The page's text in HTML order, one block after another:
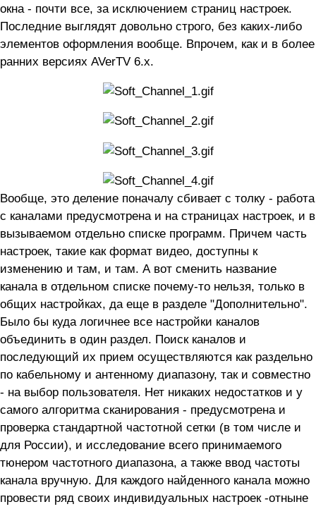
окна - почти все, за исключением страниц настроек.
Последние выглядят довольно строго, без каких-либо
элементов оформления вообще. Впрочем, как и в более
ранних версиях AVerTV 6.x.
Вообще, это деление поначалу сбивает с толку - работа
с каналами предусмотрена и на страницах настроек, и в
вызываемом отдельно списке программ. Причем часть
настроек, такие как формат видео, доступны к
изменению и там, и там. А вот сменить название
канала в отдельном списке почему-то нельзя, только в
общих настройках, да еще в разделе "Дополнительно".
Было бы куда логичнее все настройки каналов
объединить в один раздел. Поиск каналов и
последующий их прием осуществляются как раздельно
по кабельному и антенному диапазону, так и совместно
- на выбор пользователя. Нет никаких недостатков и у
самого алгоритма сканирования - предусмотрена и
проверка стандартной частотной сетки (в том числе и
для России), и исследование всего принимаемого
тюнером частотного диапазона, а также ввод частоты
канала вручную. Для каждого найденного канала можно
провести ряд своих индивидуальных настроек -отныне